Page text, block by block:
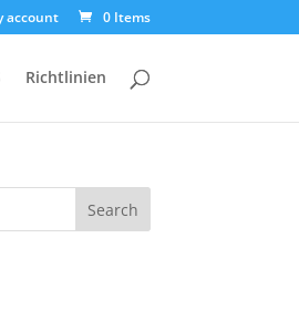
account 0 Items
Richtlinien
Search